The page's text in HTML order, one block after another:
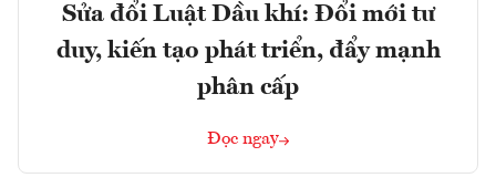
Sửa đổi Luật Dầu khí: Đổi mới tư
duy, kiến tạo phát triển, đẩy mạnh
phân cấp
Đọc ngay